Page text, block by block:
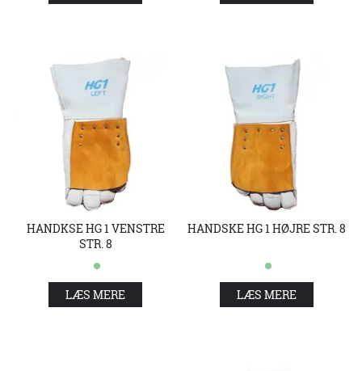
HANDKSE HG 1 VENSTRE
STR. 8
LÆS MERE
HANDSKE HG 1 HØJRE STR. 8
LÆS MERE